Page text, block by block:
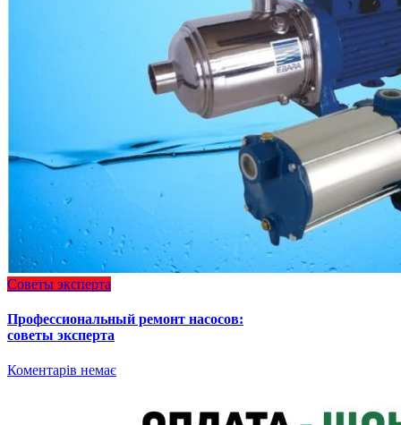
Советы эксперта
Профессиональный ремонт насосов:
советы эксперта
Коментарів немає